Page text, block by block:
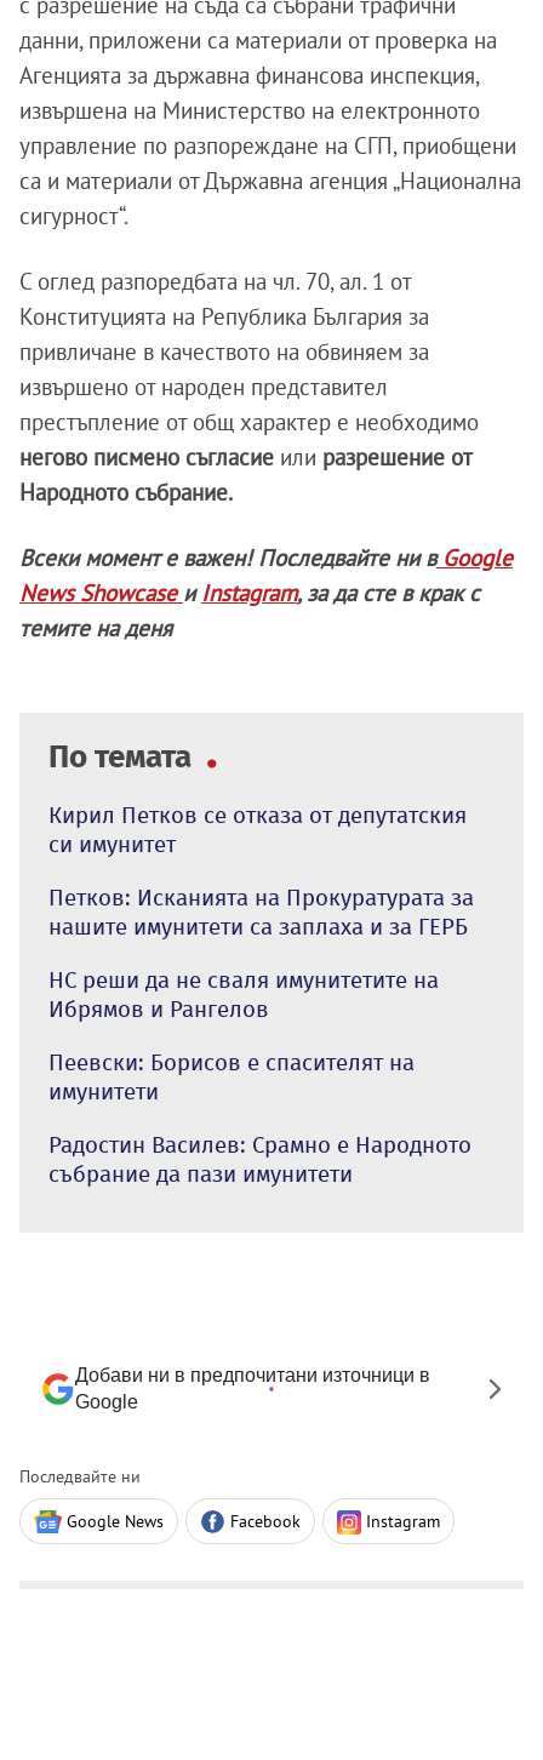
данни, приложени са материали от проверка на
Агенцията за държавна финансова инспекция,
извършена на Министерство на електронното
управление по разпореждане на СГП, приобщени
са и материали от Държавна агенция „Национална
сигурност“.
С оглед разпоредбата на чл. 70, ал. 1 от
Конституцията на Република България за
привличане в качеството на обвиняем за
извършено от народен представител
престъпление от общ характер е необходимо
негово писмено съгласие или разрешение от
Народното събрание.
Всеки момент е важен! Последвайте ни вGoogle
News Showcaseи Instagram, за да сте в крак с
темите на деня
По темата
Кирил Петков се отказа от депутатския
си имунитет
Петков: Исканията на Прокуратурата за
нашите имунитети са заплаха и за ГЕРБ
НС реши да не сваля имунитетите на
Ибрямов и Рангелов
Пеевски: Борисов е спасителят на
имунитети
Радостин Василев: Срамно е Народното
събрание да пази имунитети
Добави ни в предпочитани източници в
Google
Последвайте ни
Google News Facebook Instagram